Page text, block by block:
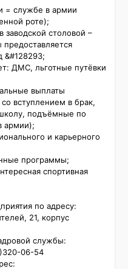
= службе в армии
роте);
заводской столовой –
&#128293;
ДМС, льготные путёвки
выплаты
вступлением в брак,
подъёмные по
армии);
и карьерного
программы;
спортивная
по адресу:
21, корпус
службы:
06-54